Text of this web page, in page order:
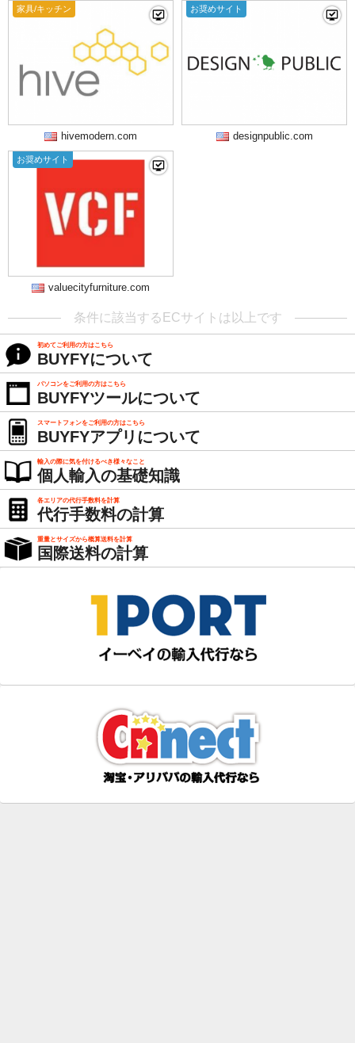
家具/キッチン
hivemodern.com
お奨めサイト
designpublic.com
お奨めサイト
valuecityfurniture.com
条件に該当するECサイトは以上です
初めてご利用の方はこちら
BUYFYについて
パソコンをご利用の方はこちら
BUYFYツールについて
スマートフォンをご利用の方はこちら
BUYFYアプリについて
輸入の際に気を付けるべき様々なこと
個人輸入の基礎知識
各エリアの代行手数料を計算
代行手数料の計算
重量とサイズから概算送料を計算
国際送料の計算